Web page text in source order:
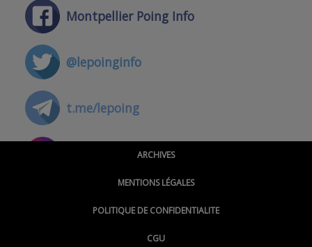
Montpellier Poing Info
@lepoinginfo
t.me/lepoing
@montpellierpoinginfo
ARCHIVES
MENTIONS LÉGALES
POLITIQUE DE CONFIDENTIALITE
CGU